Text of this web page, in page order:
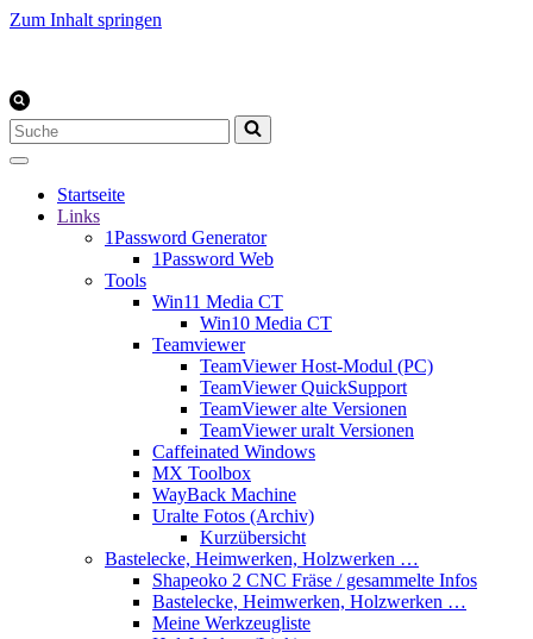
Zum Inhalt springen
Suchen
nach …
Startseite
Links
1Password Generator
1Password Web
Tools
Win11 Media CT
Win10 Media CT
Teamviewer
TeamViewer Host-Modul (PC)
TeamViewer QuickSupport
TeamViewer alte Versionen
TeamViewer uralt Versionen
Caffeinated Windows
MX Toolbox
WayBack Machine
Uralte Fotos (Archiv)
Kurzübersicht
Bastelecke, Heimwerken, Holzwerken …
Shapeoko 2 CNC Fräse / gesammelte Infos
Bastelecke, Heimwerken, Holzwerken …
Meine Werkzeugliste